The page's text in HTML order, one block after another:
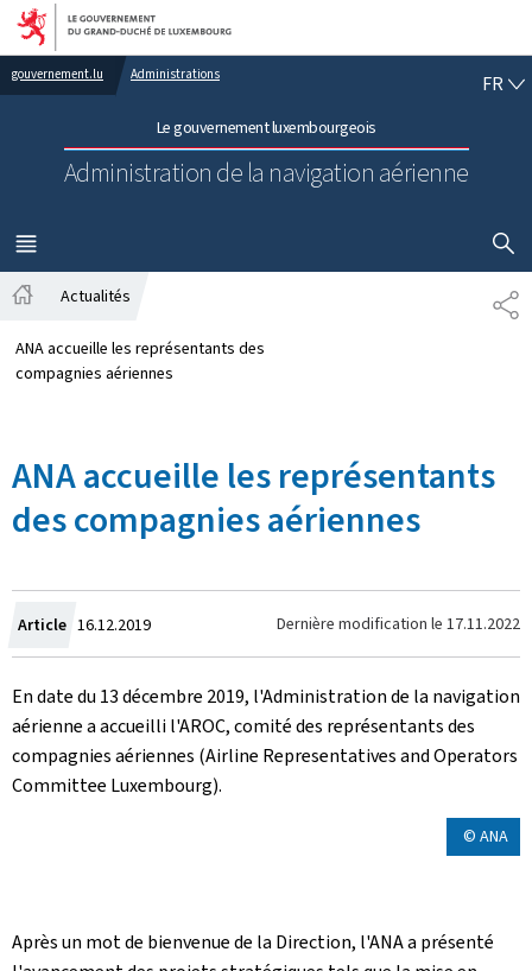
Aller au menu principal
Aller au contenu
gouvernement.lu Administrations
Le gouvernement luxembourgeois
Administration de la navigation aérienne
FR
MENU
PRINCIPAL
Actualités
ANA accueille les représentants des
compagnies aériennes
ANA accueille les représentants
des compagnies aériennes
Article Crée
le
16.12.2019 Dernière modification le 17.11.2022
En date du 13 décembre 2019, l'Administration de la navigation
aérienne a accueilli l'AROC, comité des représentants des
compagnies aériennes (Airline Representatives and Operators
Committee Luxembourg).
© ANA
Après un mot de bienvenue de la Direction, l'ANA a présenté